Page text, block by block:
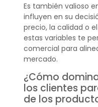
Es también valioso
influyen en su
precio, la calidad o
estas variables te
comercial para
mercado.
¿Cómo
los clientes
de los